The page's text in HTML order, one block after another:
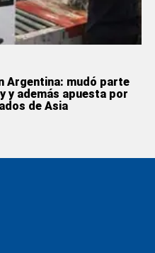
Argentina: mudó parte
y además apuesta por
de Asia